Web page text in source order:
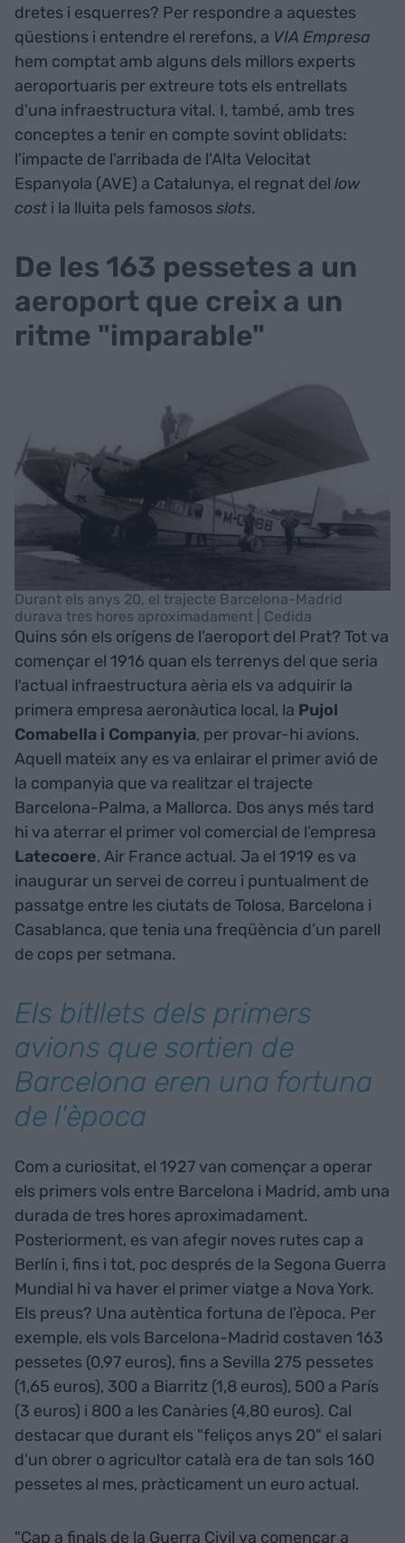
dretes i esquerres? Per respondre a aquestes
qüestions i entendre el rerefons, a VIA Empresa
hem comptat amb alguns dels millors experts
aeroportuaris per extreure tots els entrellats
d'una infraestructura vital. I, també, amb tres
conceptes a tenir en compte sovint oblidats:
l'impacte de l'arribada de l'Alta Velocitat
Espanyola (AVE) a Catalunya, el regnat del low
cost i la lluita pels famososslots.
De les 163 pessetes a un
aeroport que creix a un
ritme "imparable"
Durant els anys 20, el trajecte Barcelona-Madrid
durava tres hores aproximadament | Cedida
Quins són els orígens de l'aeroport del Prat? Tot va
començar el 1916 quan els terrenys del que seria
l'actual infraestructura aèria els va adquirir la
primera empresa aeronàutica local, la Pujol
Comabella i Companyia, per provar-hi avions.
Aquell mateix any es va enlairar el primer avió de
la companyia que va realitzar el trajecte
Barcelona-Palma, a Mallorca. Dos anys més tard
hi va aterrar el primer vol comercial de l’empresa
Latecoere, Air France actual. Ja el 1919 es va
inaugurar un servei de correu i puntualment de
passatge entre les ciutats de Tolosa, Barcelona i
Casablanca, que tenia una freqüència d’un parell
de cops per setmana.
Els bitllets dels primers
avions que sortien de
Barcelona eren una fortuna
de l'època
Com a curiositat, el 1927 van començar a operar
els primers vols entre Barcelona i Madrid, amb una
durada de tres hores aproximadament.
Posteriorment, es van afegir noves rutes cap a
Berlín i, fins i tot, poc després de la Segona Guerra
Mundial hi va haver el primer viatge a Nova York.
Els preus? Una autèntica fortuna de l'època. Per
exemple, els vols Barcelona-Madrid costaven 163
pessetes (0,97 euros), fins a Sevilla 275 pessetes
(1,65 euros), 300 a Biarritz (1,8 euros), 500 a París
(3 euros) i 800 a les Canàries (4,80 euros). Cal
destacar que durant els "feliços anys 20" el salari
d'un obrer o agricultor català era de tan sols 160
pessetes al mes, pràcticament un euro actual.
"Cap a finals de la Guerra Civil va començar a